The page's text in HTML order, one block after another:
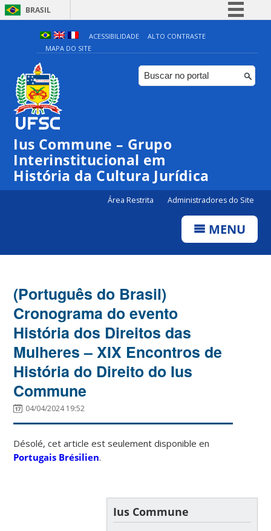
BRASIL
Simplifique!
Comunica BR
Participe
ACESSIBILIDADE
ALTO CONTRASTE
MAPA DO SITE
Ius Commune – Grupo
Interinstitucional em
História da Cultura Jurídica
Área Restrita Administradores do Site
MENU
(Português do Brasil)
Cronograma do evento
História dos Direitos das
Mulheres – XIX Encontros de
História do Direito do Ius
Commune
04/04/2024 19:52
Désolé, cet article est seulement disponible en
Portugais Brésilien.
Ius Commune